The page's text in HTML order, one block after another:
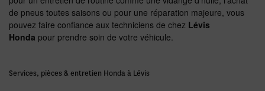
de pneus toutes saisons ou pour une réparation majeure, vous
pouvez faire confiance aux techniciens de chez Lévis
Honda pour prendre soin de votre véhicule.
Services, pièces & entretien Honda à Lévis